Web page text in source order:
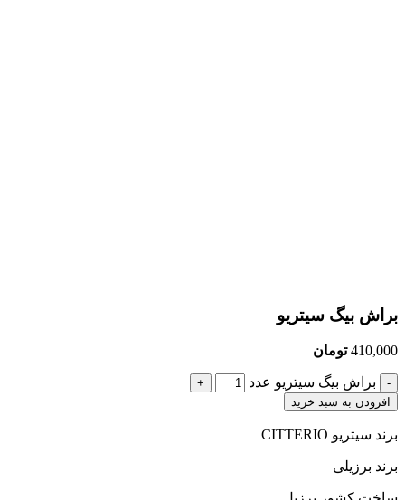
براش بیگ سیتریو
410,000 تومان
براش بیگ سیتریو عدد
افزودن به سبد خرید
برند سیتریو CITTERIO
برند برزیلی